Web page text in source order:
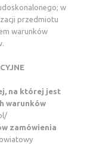
w
przedmiotu
warunków
na której jest
warunków
zamówienia